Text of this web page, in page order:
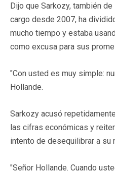
Dijo que Sarkozy, también
cargo desde 2007, ha
mucho tiempo y estaba
como excusa para sus
"Con usted es muy simple:
Hollande.
Sarkozy acusó
las cifras económicas y
intento de desequilibrar a su
"Señor Hollande. Cuando